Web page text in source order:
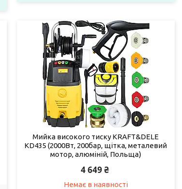
Мийка високого тиску KRAFT&DELE
KD435 (2000Вт, 200бар, щітка, металевий
мотор, алюміній, Польща)
4 649 ₴
Немає в наявності